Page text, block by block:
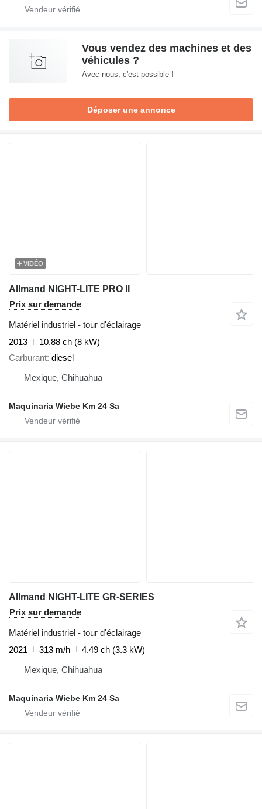
Vous vendez des machines et des
véhicules ?
Avec nous, c'est possible !
Déposer une annonce
VIDÉO
Allmand NIGHT-LITE PRO II
Prix sur demande
Matériel industriel - tour d'éclairage
2013
10.88 ch (8 kW)
Carburant diesel
Mexique, Chihuahua
Maquinaria Wiebe Km 24 Sa
Allmand NIGHT-LITE GR-SERIES
Prix sur demande
Matériel industriel - tour d'éclairage
2021
313 m/h
4.49 ch (3.3 kW)
Mexique, Chihuahua
Maquinaria Wiebe Km 24 Sa